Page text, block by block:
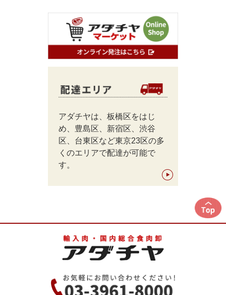
アダチヤは、板橋区をはじ
め、豊島区、新宿区、渋谷
区、台東区など東京23区の多
くのエリアで配達が可能で
す。